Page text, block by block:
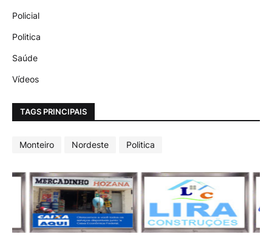
Policial
Politica
Saúde
Vídeos
TAGS PRINCIPAIS
Monteiro Nordeste Politica